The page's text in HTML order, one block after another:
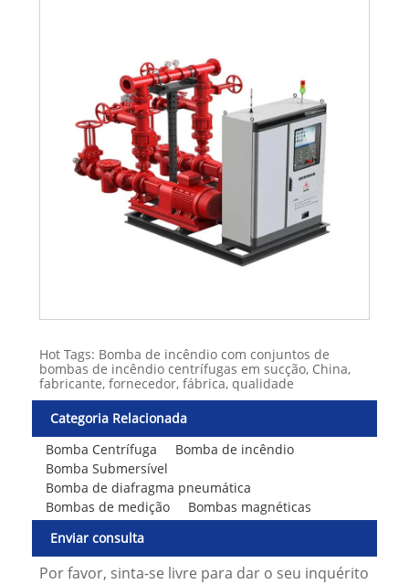
Hot Tags: Bomba de incêndio com conjuntos de
bombas de incêndio centrífugas em sucção, China,
fabricante, fornecedor, fábrica, qualidade
Categoria Relacionada
Bomba Centrífuga
Bomba de incêndio
Bomba Submersível
Bomba de diafragma pneumática
Bombas de medição
Bombas magnéticas
Enviar consulta
Por favor, sinta-se livre para dar o seu inquérito